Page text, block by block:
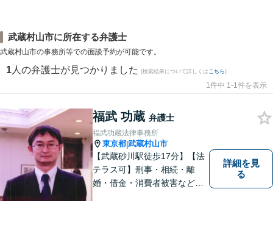
武蔵村山市に所在する弁護士
武蔵村山市の事務所等での面談予約が可能です。
1 人の弁護士が見つかりました (検索結果について詳しくは こちら)
1件中 1-1件を表示
福武 功蔵 弁護士
福武功蔵法律事務所
東京都|武蔵村山市
【武蔵砂川駅徒歩17分】【法
テラス可】刑事・相続・離
婚・借金・消費者被害など、
詳細を見
る